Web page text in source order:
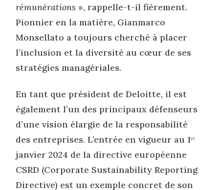
rémunérations », rappelle-t-il fièrement.
Pionnier en la matière, Gianmarco
Monsellato a toujours cherché à placer
l’inclusion et la diversité au cœur de ses
stratégies managériales.
En tant que président de Deloitte, il est
également l’un des principaux défenseurs
d’une vision élargie de la responsabilité
des entreprises. L’entrée en vigueur au 1ᵉʳ
janvier 2024 de la directive européenne
CSRD (Corporate Sustainability Reporting
Directive) est un exemple concret de son